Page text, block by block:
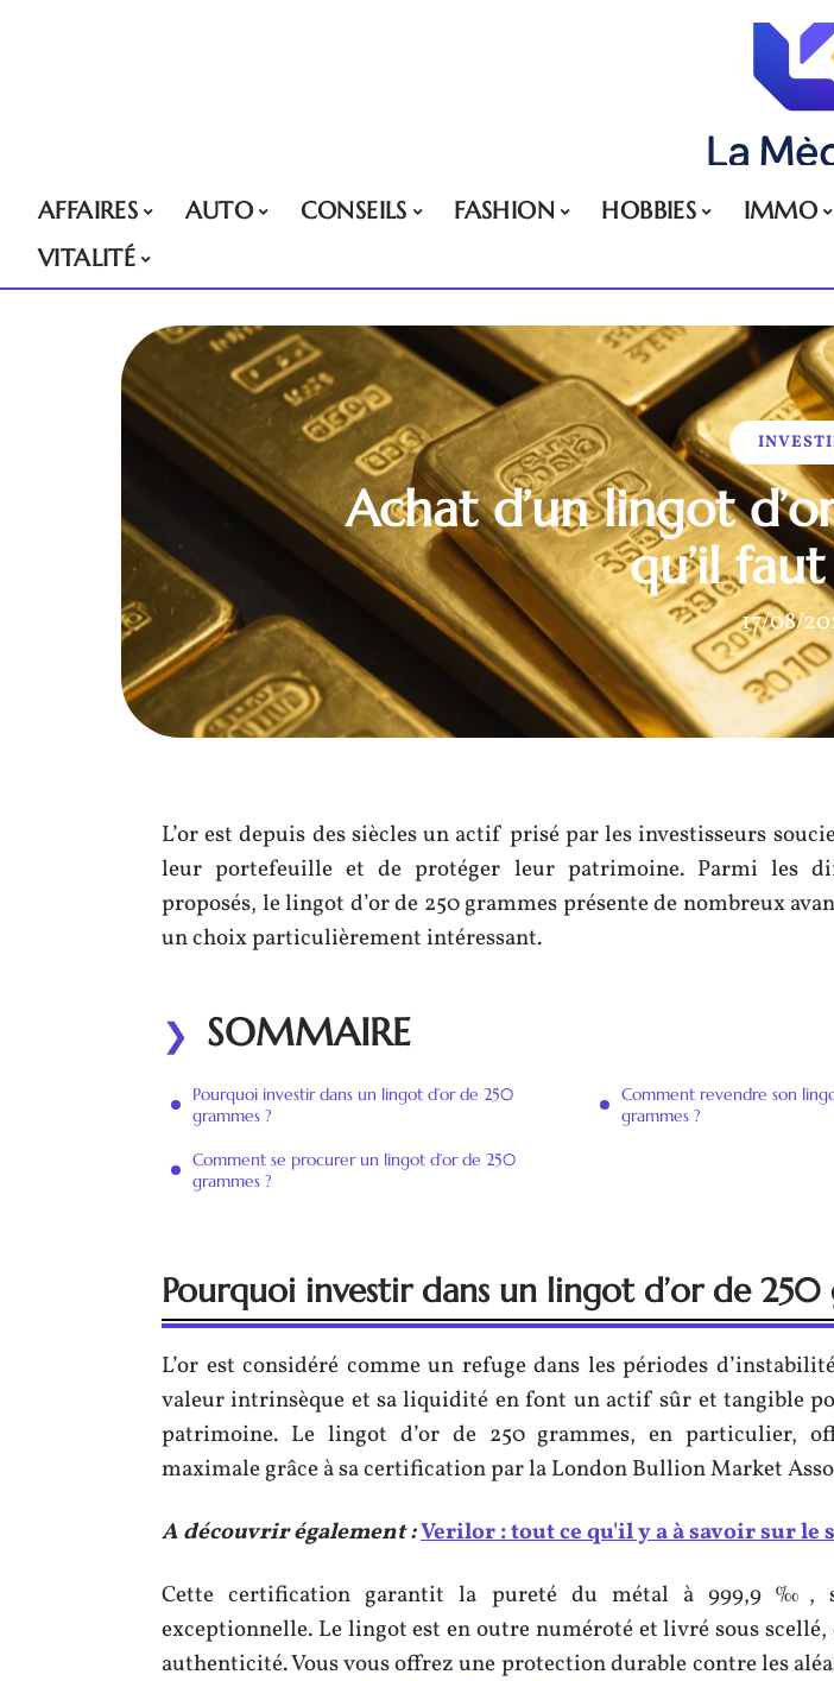
AFFAIRES AUTO CONSEILS FASHION HOBBIES IMMO
VITALITÉ
Achat d’un lingot
qu’il
17/08/
L’or est depuis des siècles un actif prisé par les investisseurs
leur portefeuille et de protéger leur patrimoine. Parmi les
proposés, le lingot d’or de 250 grammes présente de nombreux
un choix particulièrement intéressant.
SOMMAIRE
Pourquoi investir dans un lingot d’or de 250
grammes ?
Comment se procurer un lingot d’or de 250
grammes ?
Comment revendre son
grammes ?
Pourquoi investir dans un lingot d’or de 250
L’or est considéré comme un refuge dans les périodes
valeur intrinsèque et sa liquidité en font un actif sûr et tangible
patrimoine. Le lingot d’or de 250 grammes, en particulier,
maximale grâce à sa certification par la London Bullion Market
A découvrir également :Verilor : tout ce qu'il y a à savoir sur le
Cette certification garantit la pureté du métal à 999,9 ‰,
exceptionnelle. Le lingot est en outre numéroté et livré sous scellé,
authenticité. Vous vous offrez une protection durable contre les